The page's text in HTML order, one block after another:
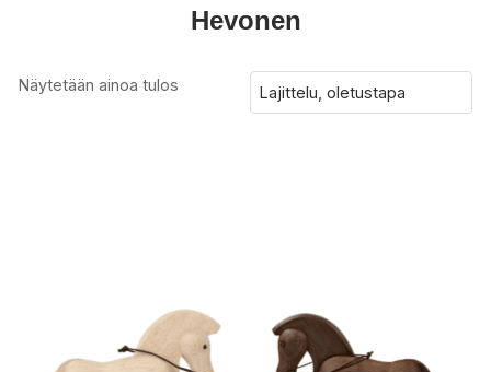
Hevonen
Näytetään ainoa tulos